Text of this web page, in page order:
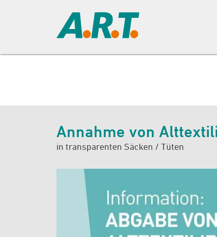
Annahme von
in transparenten Säcken / Tüten